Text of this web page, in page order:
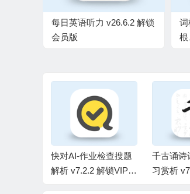
每日英语听力 v26.6.2 解锁
会员版
词
根
快对AI-作业检查搜题
解析 v7.2.2 解锁VIP会
千古诵诗
习赏析